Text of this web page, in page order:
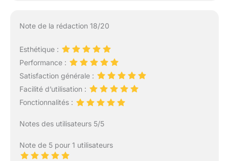
Note de la rédaction 18/20
Esthétique :
Performance :
Satisfaction générale :
Facilité d’utilisation :
Fonctionnalités :
Notes des utilisateurs 5/5
Note de 5 pour 1 utilisateurs